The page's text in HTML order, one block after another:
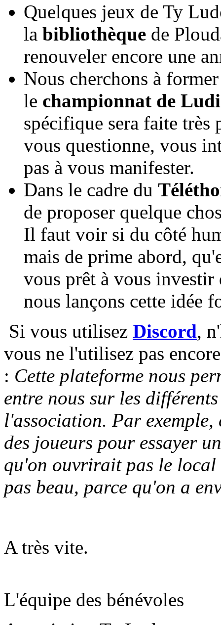
Quelques jeux de Ty
la bibliothèque de
renouveler encore une
Nous cherchons à
le championnat de
spécifique sera faite très
vous questionne, vous
pas à vous manifester.
Dans le cadre du
de proposer quelque
Il faut voir si du côté
mais de prime abord,
vous prêt à vous investir
nous lançons cette idée
Si vous utilisez Discord,
vous ne l'utilisez pas
: Cette plateforme nous
entre nous sur les
l'association. Par
des joueurs pour essayer
qu'on ouvrirait pas le
pas beau, parce qu'on a
A très vite.
L'équipe des bénévoles